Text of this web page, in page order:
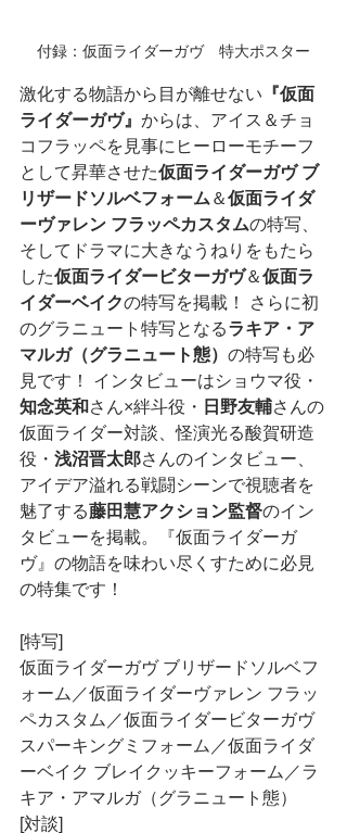
付録：仮面ライダーガヴ　特大ポスター
激化する物語から目が離せない 『仮面
ライダーガヴ』 からは、アイス＆チョ
コフラッペを見事にヒーローモチーフ
として昇華させた仮面ライダーガヴ ブ
リザードソルベフォーム ＆仮面ライダ
ーヴァレン フラッペカスタムの特写、
そしてドラマに大きなうねりをもたら
した仮面ライダービターガヴ＆仮面ラ
イダーベイクの特写を掲載！ さらに初
のグラニュート特写となるラキア・ア
マルガ（グラニュート態） の特写も必
見です！ インタビューはショウマ役・
知念英和 さん×絆斗役・ 日野友輔さんの
仮面ライダー対談、怪演光る酸賀研造
役・ 浅沼晋太郎さんのインタビュー、
アイデア溢れる戦闘シーンで視聴者を
魅了する藤田慧アクション監督のイン
タビューを掲載。『仮面ライダーガ
ヴ』の物語を味わい尽くすために必見
の特集です！
[特写]
仮面ライダーガヴ ブリザードソルベフ
ォーム／仮面ライダーヴァレン フラッ
ペカスタム／仮面ライダービターガヴ
スパーキングミフォーム／仮面ライダ
ーベイク ブレイクッキーフォーム／ラ
キア・アマルガ（グラニュート態）
[対談]